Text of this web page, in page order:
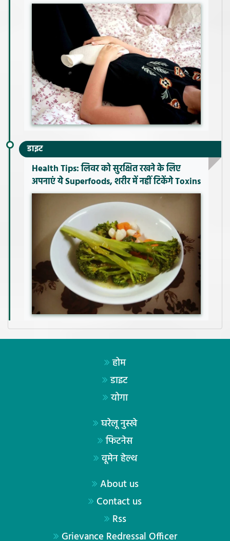
डाइट
Health Tips: लिवर को सुरक्षित रखने के लिए
अपनाएं ये Superfoods, शरीर में नहीं टिकेंगे Toxins
होम
डाइट
योगा
घरेलू नुस्खे
फिटनेस
वूमेन हेल्थ
About us
Contact us
Rss
Grievance Redressal Officer